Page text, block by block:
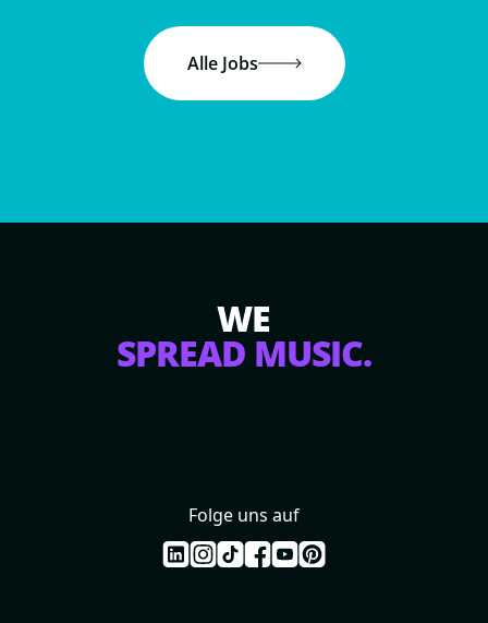
Alle Jobs
WE
SPREAD MUSIC.
Folge uns auf